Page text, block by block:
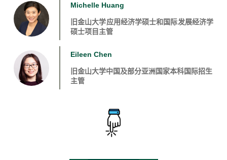
Michelle Huang
旧金山大学应用经济学硕士和国际发展经济学
硕士项目主管
Eileen Chen
旧金山大学中国及部分亚洲国家本科国际招生
主管